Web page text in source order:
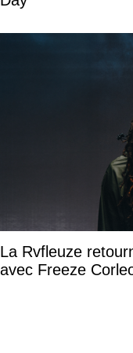
La Rvfleuze
avec Freeze